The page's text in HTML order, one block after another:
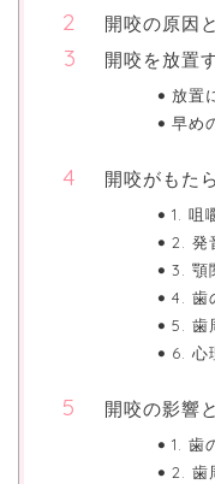
開咬の原因
開咬を放置
放置
早め
開咬がもた
1. 咀
2. 発
3. 顎
4. 歯
5. 歯
6. 心
開咬の影響
1. 歯
2. 歯